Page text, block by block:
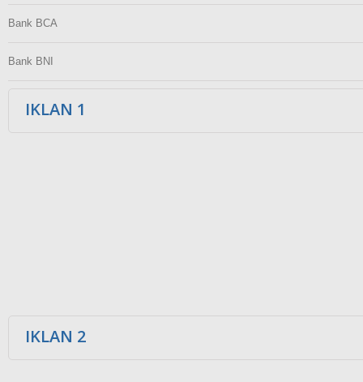
Bank BCA
Bank BNI
IKLAN 1
IKLAN 2